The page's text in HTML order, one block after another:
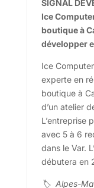
SIGNAL
Ice
boutique à
développer
Ice
experte en
boutique à
d’un atelier
L’entreprise
avec 5 à 6
dans le Var.
débutera en
🏷 Alpes-